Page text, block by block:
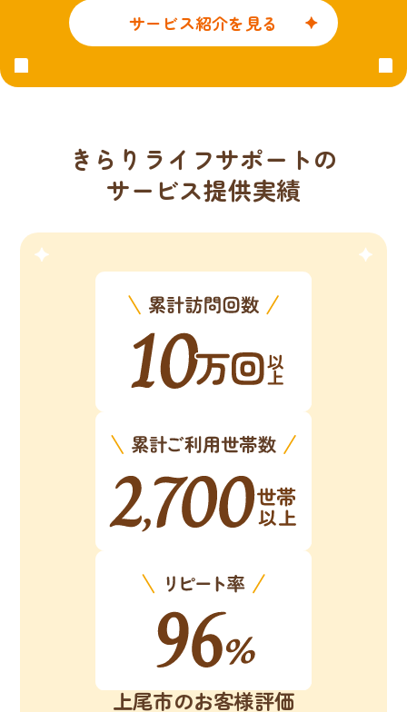
サービス紹介を見る
きらりライフサポートの
サービス提供実績
上尾市のお客様評価